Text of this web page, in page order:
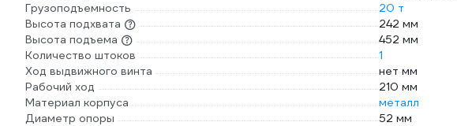
Грузоподъемность
20 т
Высота подхвата
242 мм
Высота подъема
452 мм
Количество штоков
1
Ход выдвижного винта
нет мм
Рабочий ход
210 мм
Материал корпуса
металл
Диаметр опоры
52 мм